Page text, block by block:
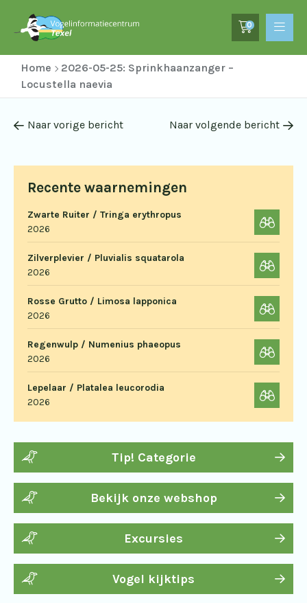
0
Home
2026-05-25: Sprinkhaanzanger –
Locustella naevia
Recente waarnemingen
Zwarte Ruiter / Tringa erythropus
2026
Zilverplevier / Pluvialis squatarola
2026
Rosse Grutto / Limosa lapponica
2026
Regenwulp / Numenius phaeopus
2026
Lepelaar / Platalea leucorodia
2026
Tip! Categorie
Bekijk onze webshop
Excursies
Vogel kijktips
Naar vorige bericht Naar volgende bericht